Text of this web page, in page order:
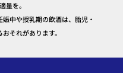
量を。
中や授乳期の飲酒は、胎児・
それがあります。